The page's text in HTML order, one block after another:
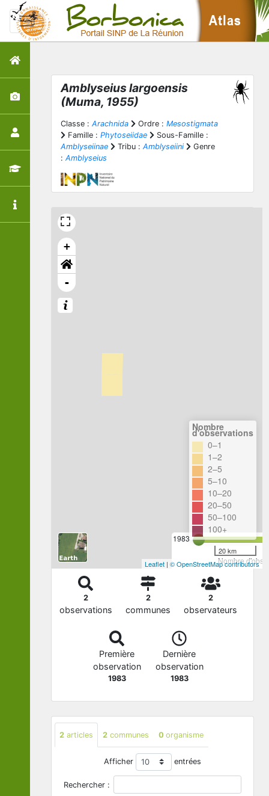
Amblyseius largoensis
(Muma, 1955)
Classe : Arachnida Ordre : Mesostigmata
Famille : Phytoseiidae
Sous-Famille :
Amblyseiinae
Tribu : Amblyseiini
Genre
: Amblyseius
+
-
1983
Nombre
Nombre
d'observations
0–1
1–2
2–5
5–10
10–20
20–50
50–100
100+
20 km
Leaflet | © OpenStreetMap contributors
2
observations
2
communes
2
observateurs
Première
observation
1983
Dernière
observation
1983
2 articles 2 communes 0 organisme
Afficher entrées
Rechercher :